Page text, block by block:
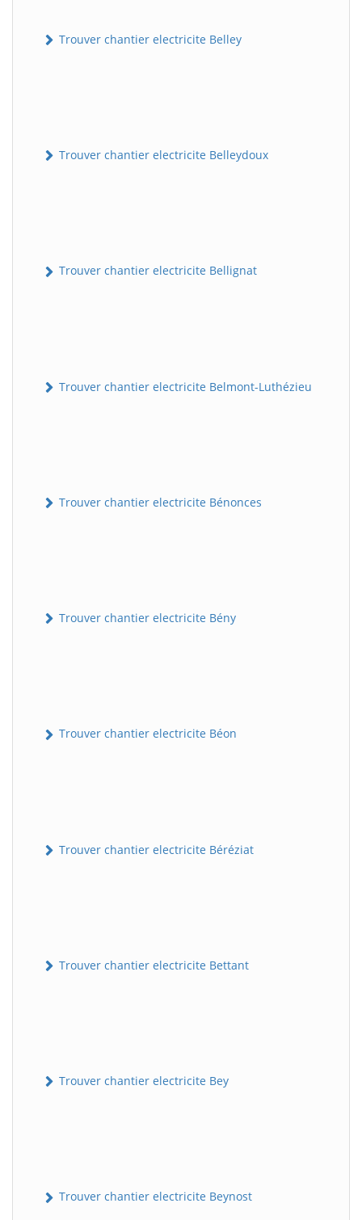
Trouver chantier electricite Belley
Trouver chantier electricite Belleydoux
Trouver chantier electricite Bellignat
Trouver chantier electricite Belmont-Luthézieu
Trouver chantier electricite Bénonces
Trouver chantier electricite Bény
Trouver chantier electricite Béon
Trouver chantier electricite Béréziat
Trouver chantier electricite Bettant
Trouver chantier electricite Bey
Trouver chantier electricite Beynost